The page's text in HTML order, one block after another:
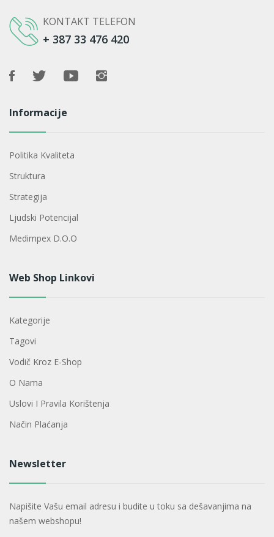
KONTAKT TELEFON
+ 387 33 476 420
Informacije
Politika Kvaliteta
Struktura
Strategija
Ljudski Potencijal
Medimpex D.o.o
Web Shop Linkovi
Kategorije
Tagovi
Vodič Kroz E-Shop
O Nama
Uslovi I Pravila Korištenja
Način Plaćanja
Newsletter
Napišite Vašu email adresu i budite u toku sa dešavanjima na
našem webshopu!